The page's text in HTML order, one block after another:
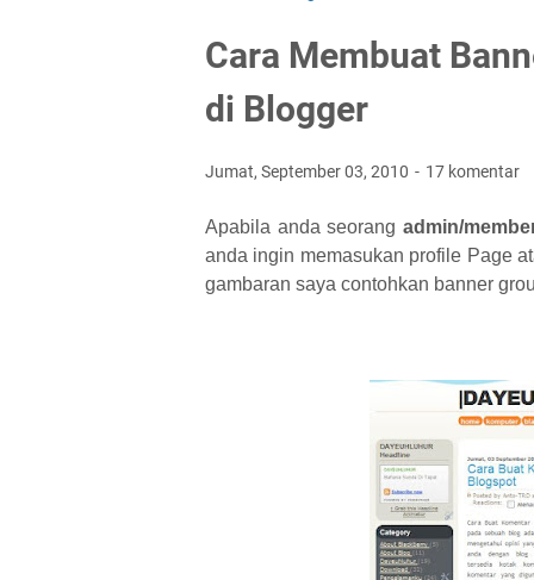
Cara Membuat
di Blogger
Jumat, September 03, 2010 17 komentar
Apabila anda seorangadmin/
anda ingin memasukan profile Page
gambaran saya contohkan banner